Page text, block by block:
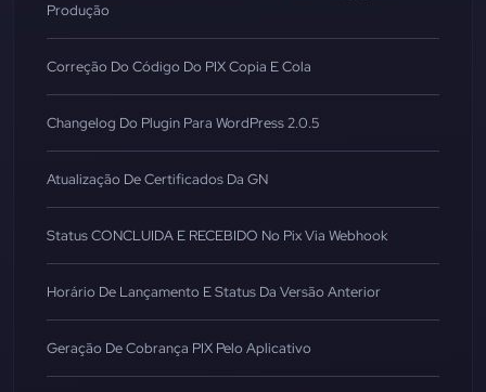
Produção
Correção Do Código Do PIX Copia E Cola
Changelog Do Plugin Para WordPress 2.0.5
Atualização De Certificados Da GN
Status CONCLUIDA E RECEBIDO No Pix Via Webhook
Horário De Lançamento E Status Da Versão Anterior
Geração De Cobrança PIX Pelo Aplicativo